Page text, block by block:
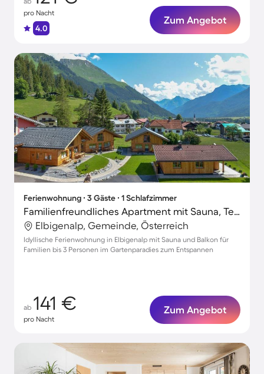
pro Nacht
4.0
Zum Angebot
Ferienwohnung ∙ 3 Gäste ∙ 1 Schlafzimmer
Familienfreundliches Apartment mit Sauna, Terrasse und Garten
Elbigenalp, Gemeinde, Österreich
Idyllische Ferienwohnung in Elbigenalp mit Sauna und Balkon für
Familien bis 3 Personen im Gartenparadies zum Entspannen
ab 141 €
pro Nacht
Zum Angebot